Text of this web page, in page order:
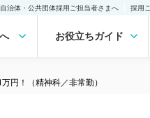
自治体・公共団体採用ご担当者さまへ 採用
お役立ちガイド
円！（精神科／非常勤）